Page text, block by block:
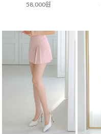
58,000원